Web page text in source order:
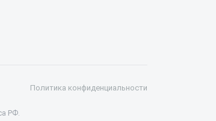
Политика конфиденциальности
РФ.